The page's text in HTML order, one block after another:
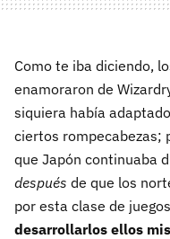
Como te iba diciendo,
enamoraron de
siquiera había
ciertos rompecabezas;
que Japón continuaba
después de que los
por esta clase de
desarrollarlos ellos